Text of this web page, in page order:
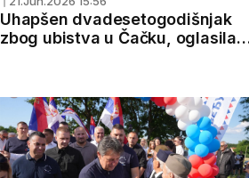
Uhapšen dvadesetogodišnjak
zbog ubistva u Čačku, oglasila